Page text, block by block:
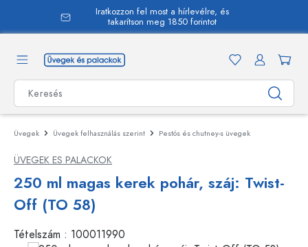
Iratkozzon fel most a hírlevélre, és
takarítson meg 1850 forintot
Üvegek Üvegek felhasználás szerint Pestós és chutney-s üvegek
ÜVEGEK ES PALACKOK
250 ml magas kerek pohár, száj: Twist-
Off (TO 58)
Tételszám : 100011990